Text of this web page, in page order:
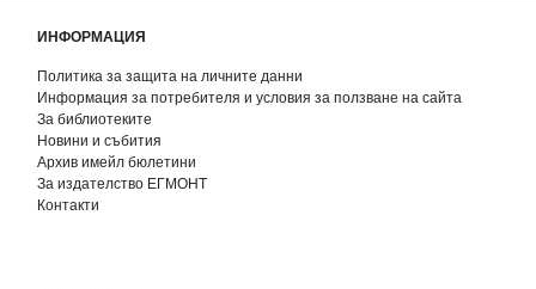
ИНФОРМАЦИЯ
Политика за защита на личните данни
Информация за потребителя и условия за ползване на сайта
За библиотеките
Новини и събития
Архив имейл бюлетини
За издателство ЕГМОНТ
Контакти